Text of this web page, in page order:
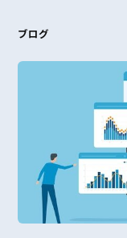
ブログ